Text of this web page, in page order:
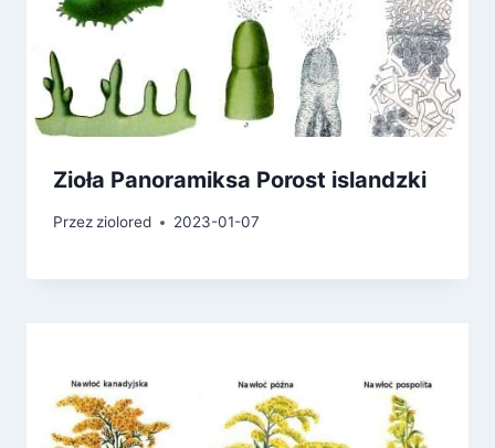
Zioła Panoramiksa Porost islandzki
Przezziolored 2023-01-07